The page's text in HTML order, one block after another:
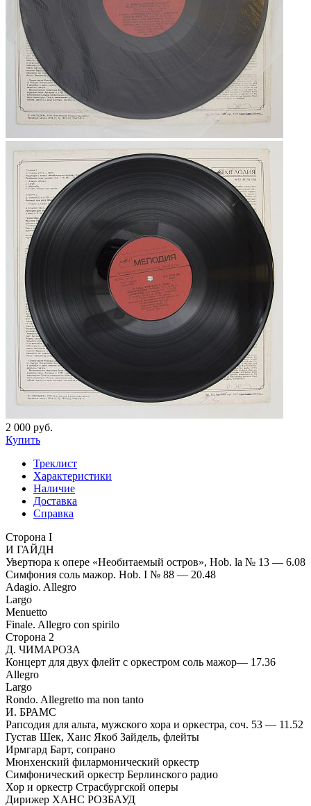
2 000 руб.
Купить
Треклист
Характеристики
Наличие
Доставка
Справка
Сторона I
И ГАЙДН
Увертюра к опере «Необитаемый остров», Hob. la № 13 — 6.08
Симфония соль мажор. Hob. I № 88 — 20.48
Adagio. Allegro
Largo
Menuetto
Finale. Allegro con spirilo
Сторона 2
Д. ЧИМАРОЗА
Концерт для двух флейт с оркестром соль мажор— 17.36
Allegro
Largo
Rondo. Allegretto ma non tanto
И. БРАМС
Рапсодия для альта, мужского хора и оркестра, соч. 53 — 11.52
Густав Шек, Хаис Якоб Зайдель, флейты
Ирмгард Барт, сопрано
Мюнхенский филармонический оркестр
Симфонический оркестр Берлинского радио
Хор и оркестр Страсбургской оперы
Дирижер ХАНС РОЗБАУД